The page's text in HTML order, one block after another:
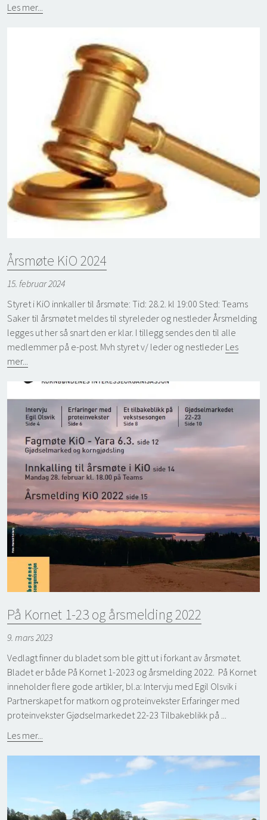
Les mer...
Årsmøte KiO 2024
15. februar 2024
Styret i KiO innkaller til årsmøte: Tid: 28.2. kl 19:00 Sted: Teams
Saker til årsmøtet meldes til styreleder og nestleder Årsmelding
legges ut her så snart den er klar. I tillegg sendes den til alle
medlemmer på e-post. Mvh styret v/ leder og nestleder Les
mer...
På Kornet 1-23 og årsmelding 2022
9. mars 2023
Vedlagt finner du bladet som ble gitt ut i forkant av årsmøtet.
Bladet er både På Kornet 1-2023 og årsmelding 2022. På Kornet
inneholder flere gode artikler, bl.a: Intervju med Egil Olsvik i
Partnerskapet for matkorn og proteinvekster Erfaringer med
proteinvekster Gjødselmarkedet 22-23 Tilbakeblikk på ...
Les mer...